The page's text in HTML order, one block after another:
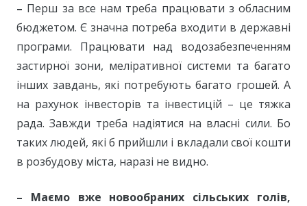
– Перш за все нам треба працювати з обласним
бюджетом. Є значна потреба входити в державні
програми. Працювати над водозабезпеченням
застирної зони, меліративної системи та багато
інших завдань, які потребують багато грошей. А
на рахунок інвесторів та інвестицій – це тяжка
рада. Завжди треба надіятися на власні сили. Бо
таких людей, які б прийшли і вкладали свої кошти
в розбудову міста, наразі не видно.
–
Маємо вже новообраних сільських голів,